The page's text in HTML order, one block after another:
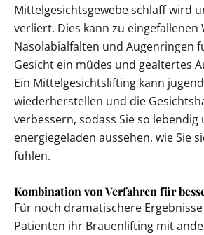
Mittelgesichtsgewebe schlaff wird
verliert. Dies kann zu eingefallenen
Nasolabialfalten und Augenringen
Gesicht ein müdes und gealtertes
Ein Mittelgesichtslifting kann
wiederherstellen und die
verbessern, sodass Sie so lebendig
energiegeladen aussehen, wie Sie
fühlen.
Kombination von Verfahren für
Für noch dramatischere
Patienten ihr Brauenlifting mit